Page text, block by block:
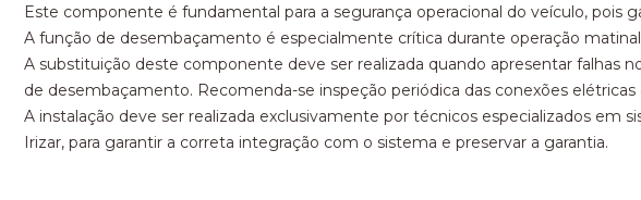
Este componente é fundamental para a segurança operacional do veículo,
A função de desembaçamento é especialmente crítica durante operação
A substituição deste componente deve ser realizada quando apresentar falhas
de desembaçamento. Recomenda-se inspeção periódica das conexões
A instalação deve ser realizada exclusivamente por técnicos especializados
Irizar, para garantir a correta integração com o sistema e preservar a garantia.